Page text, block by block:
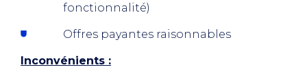
fonctionnalité)
Offres payantes raisonnables
Inconvénients :